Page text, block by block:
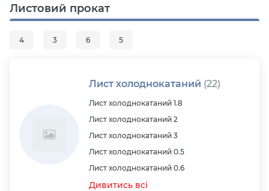
Листовий прокат
4 3 6 5
Лист холоднокатаний (22)
Лист холоднокатаний 1.8
Лист холоднокатаний 2
Лист холоднокатаний 3
Лист холоднокатаний 0.5
Лист холоднокатаний 0.6
Дивитись всі